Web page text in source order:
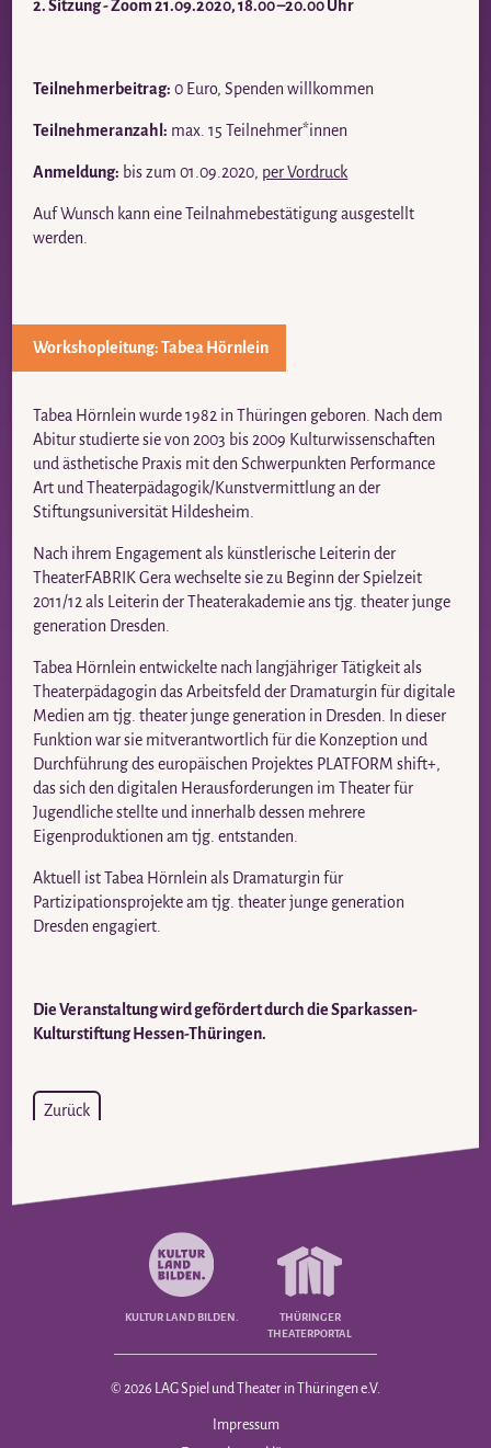
2. Sitzung - Zoom 21.09.2020,18.00 –20.00 Uhr
Teilnehmerbeitrag: 0 Euro, Spenden willkommen
Teilnehmeranzahl: max. 15 Teilnehmer*innen
Anmeldung: bis zum 01.09.2020, per Vordruck
Auf Wunsch kann eine Teilnahmebestätigung ausgestellt
werden.
Workshopleitung:Tabea Hörnlein
Tabea Hörnlein wurde 1982 in Thüringen geboren. Nach dem
Abitur studierte sie von 2003 bis 2009 Kulturwissenschaften
und ästhetische Praxis mit den Schwerpunkten Performance
Art und Theaterpädagogik/Kunstvermittlung an der
Stiftungsuniversität Hildesheim.
Nach ihrem Engagement als künstlerische Leiterin der
TheaterFABRIK Gera wechselte sie zu Beginn der Spielzeit
2011/12 als Leiterin der Theaterakademie ans tjg. theater junge
generation Dresden.
Tabea Hörnlein entwickelte nach langjähriger Tätigkeit als
Theaterpädagogin das Arbeitsfeld der Dramaturgin für digitale
Medien am tjg. theater junge generation in Dresden. In dieser
Funktion war sie mitverantwortlich für die Konzeption und
Durchführung des europäischen Projektes PLATFORM shift+,
das sich den digitalen Herausforderungen im Theater für
Jugendliche stellte und innerhalb dessen mehrere
Eigenproduktionen am tjg. entstanden.
Aktuell ist Tabea Hörnlein als Dramaturgin für
Partizipationsprojekte am tjg. theater junge generation
Dresden engagiert.
Die Veranstaltung wird gefördert durch die Sparkassen-
Kulturstiftung Hessen-Thüringen.
Zurück
KULTUR LAND BILDEN.
THÜRINGER
THEATERPORTAL
© 2026 LAG Spiel und Theater in Thüringen e.V.
Navigation
überspringen
Impressum